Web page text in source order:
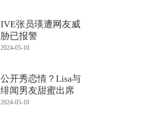
IVE张员瑛遭网友威
胁已报警
2024-05-10
公开秀恋情？Lisa与
绯闻男友甜蜜出席
活动 破
2024-05-10